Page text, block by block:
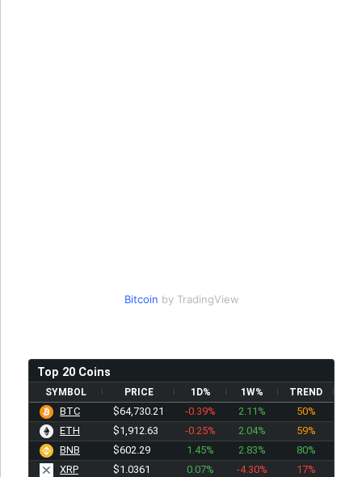
Bitcoin by TradingView
Top 20 Coins
SYMBOL PRICE 1D% 1W% TREND
BTC $64,730.21 -0.39% 2.11%
50%
ETH
$1,912.63 -0.25% 2.04%
59%
BNB
$602.29 1.45% 2.83%
80%
XRP
$1.0361 0.07% -4.30%
17%